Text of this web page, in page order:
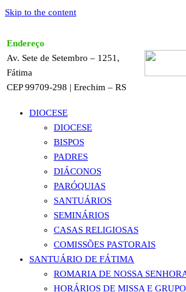
Skip to the content
Endereço
Av. Sete de Setembro – 1251,
Fátima
CEP 99709-298 | Erechim – RS
DIOCESE
DIOCESE
BISPOS
PADRES
DIÁCONOS
PARÓQUIAS
SANTUÁRIOS
SEMINÁRIOS
CASAS RELIGIOSAS
COMISSÕES PASTORAIS
SANTUÁRIO DE FÁTIMA
ROMARIA DE NOSSA
HORÁRIOS DE MISSA E